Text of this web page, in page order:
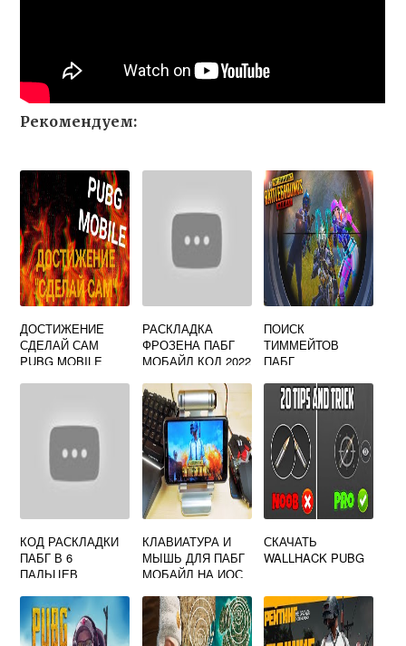
Рекомендуем:
ДОСТИЖЕНИЕ
СДЕЛАЙ САМ
PUBG MOBILE
РАСКЛАДКА
ФРОЗЕНА ПАБГ
МОБАЙЛ КОД 2022
ПОИСК
ТИММЕЙТОВ
ПАБГ
КОД РАСКЛАДКИ
ПАБГ В 6
ПАЛЬЦЕВ
КЛАВИАТУРА И
МЫШЬ ДЛЯ ПАБГ
МОБАЙЛ НА ИОС
СКАЧАТЬ
WALLHACK PUBG